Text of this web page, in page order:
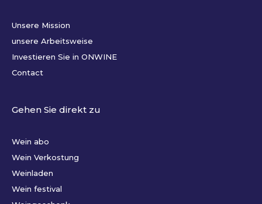
Unsere Mission
unsere Arbeitsweise
Investieren Sie in ONWINE
Contact
Gehen Sie direkt zu
Wein abo
Wein Verkostung
Weinladen
Wein festival